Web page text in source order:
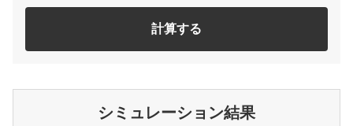
計算する
シミュレーション結果